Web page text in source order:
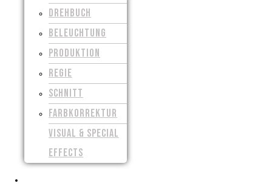
DREHBUCH
BELEUCHTUNG
PRODUKTION
REGIE
SCHNITT
FARBKORREKTUR
VISUAL & SPECIAL
EFFECTS